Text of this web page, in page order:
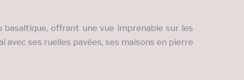
basaltique, offrant une vue imprenable sur les
avec ses ruelles pavées, ses maisons en pierre